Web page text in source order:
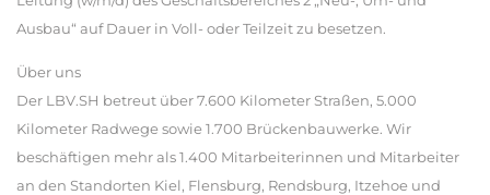
Ausbau“ auf Dauer in Voll- oder Teilzeit zu besetzen.
Über uns
Der LBV.SH betreut über 7.600 Kilometer Straßen, 5.000
Kilometer Radwege sowie 1.700 Brückenbauwerke. Wir
beschäftigen mehr als 1.400 Mitarbeiterinnen und Mitarbeiter
an den Standorten Kiel, Flensburg, Rendsburg, Itzehoe und